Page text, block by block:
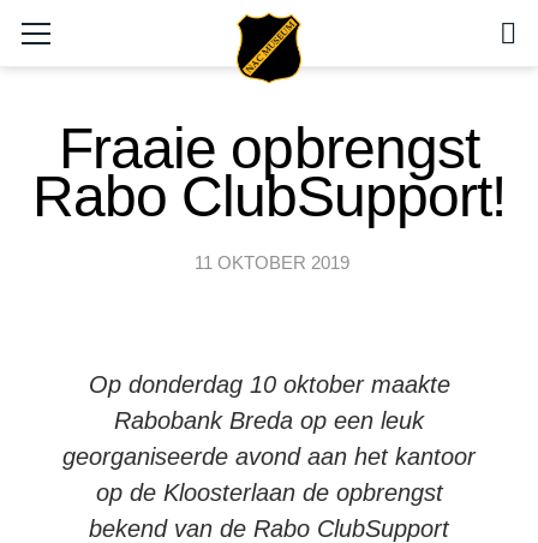
Fraaie opbrengst
Rabo ClubSupport!
11 OKTOBER 2019
Op donderdag 10 oktober maakte
Rabobank Breda op een leuk
georganiseerde avond aan het kantoor
op de Kloosterlaan de opbrengst
bekend van de Rabo ClubSupport